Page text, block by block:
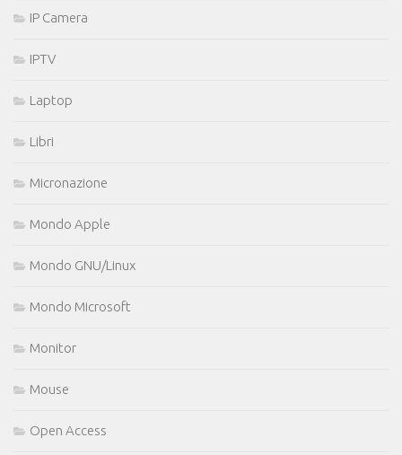
IP Camera
IPTV
Laptop
Libri
Micronazione
Mondo Apple
Mondo GNU/Linux
Mondo Microsoft
Monitor
Mouse
Open Access